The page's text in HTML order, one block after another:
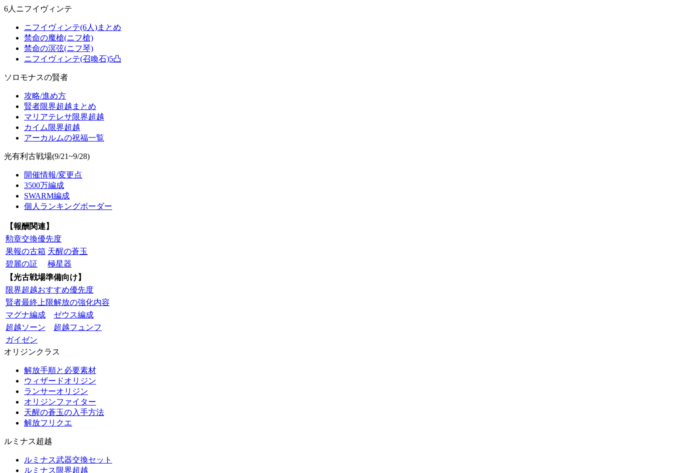
6人ニフイヴィンテ
ニフイヴィンテ(6人)まとめ
禁命の魔槍(ニフ槍)
禁命の溟弦(ニフ琴)
ニフイヴィンテ(召喚石)5凸
ソロモナスの賢者
攻略/進め方
賢者限界超越まとめ
マリアテレサ限界超越
カイム限界超越
アーカルムの祝福一覧
光有利古戦場(9/21~9/28)
開催情報/変更点
3500万編成
SWARM編成
個人ランキングボーダー
【報酬関連】
勲章交換優先度
果報の古箱 天醒の蒼玉
碧麗の証
極星器
【光古戦場準備向け】
限界超越おすすめ優先度
賢者最終上限解放の強化内容
マグナ編成
ゼウス編成
超越ソーン
超越フュンフ
ガイゼン
オリジンクラス
解放手順と必要素材
ウィザードオリジン
ランサーオリジン
オリジンファイター
天醒の蒼玉の入手方法
解放フリクエ
ルミナス超越
ルミナス武器交換セット
ルミナス限界超越